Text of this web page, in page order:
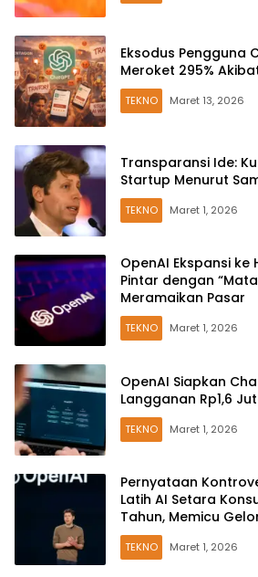
Eksodus Pengguna
Meroket 295%
TEKNO Maret 13, 2026
Transparansi Ide:
Startup Menurut
TEKNO Maret 1, 2026
OpenAI Ekspansi ke
Pintar dengan “Mata
Meramaikan Pasar
TEKNO Maret 1, 2026
OpenAI Siapkan
Langganan Rp1,6
TEKNO Maret 1, 2026
Pernyataan
Latih AI Setara
Tahun, Memicu
TEKNO Maret 1, 2026